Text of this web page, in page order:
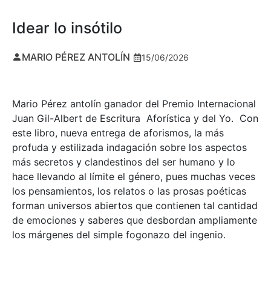
Idear lo insótilo
MARIO PÉREZ ANTOLÍN 15/06/2026
Mario Pérez antolín ganador del Premio Internacional
Juan Gil-Albert de Escritura Aforística y del Yo. Con
este libro, nueva entrega de aforismos, la más
profuda y estilizada indagación sobre los aspectos
más secretos y clandestinos del ser humano y lo
hace llevando al límite el género, pues muchas veces
los pensamientos, los relatos o las prosas poéticas
forman universos abiertos que contienen tal cantidad
de emociones y saberes que desbordan ampliamente
los márgenes del simple fogonazo del ingenio.